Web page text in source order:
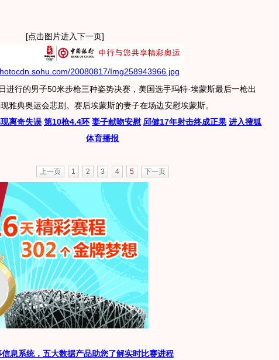
[点击图片进入下一页]
进行的男子50米步枪三种姿势决赛，美国选手玛特·埃蒙斯最后一枪出
雅典奥运会悲剧。赛后埃蒙斯的妻子在场边安慰埃蒙斯。
离奇失误 第10枪4.4环 妻子献吻安慰 邱健17年射击终成正果 进入搜狐
体育播报
上一页 1 2 3 4 5 下一页
息系统，五大数据产品助您了解实时比赛进程